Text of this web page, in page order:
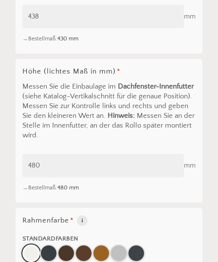
mm
Bestellmaß:430 mm
Höhe (lichtes Maß in mm) *
Messen Sie die Einbaulage im Dachfenster-Innenfutter
(siehe Katalog-Vertikalschnitt für die genaue Position).
Messen Sie zur Kontrolle links und rechts und geben
Sie den kleineren Wert an. Hinweis: Messen Sie an der
Stelle im Innenfutter, an der das Rollo später montiert
wird.
mm
Bestellmaß:480 mm
Rahmenfarbe *
STANDARDFARBEN